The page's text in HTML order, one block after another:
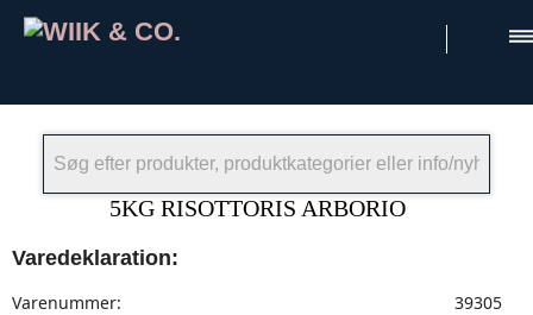
5KG RISOTTORIS ARBORIO
Varedeklaration:
Varenummer:
39305